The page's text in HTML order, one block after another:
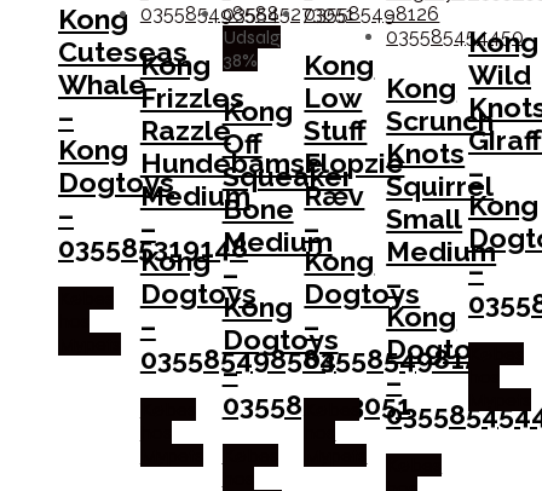
Kong
Cuteseas
Whale
–
Kong
Dogtoys
–
035585319148
Kong
Frizzles
Razzle
Hundebamse
Medium
–
Kong
Dogtoys
–
035585498584
Udsalg
38%
Kong
Off
Squeaker
Bone
Medium
–
Kong
Dogtoys
–
035585273051
Kong
Low
Stuff
Flopzie
Ræv
–
Kong
Dogtoys
–
035585498126
Købes
Kong
Scrunch
Knots
Squirrel
Small
Medium
–
Kong
Dogtoys
–
Kong
Wild
–
Kong
–
Købes
hos